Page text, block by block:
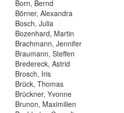
Born, Bernd
Börner, Alexandra
Bosch, Julia
Bozenhard, Martin
Brachmann, Jennifer
Braumann, Steffen
Bredereck, Astrid
Brosch, Iris
Brück, Thomas
Brückner, Yvonne
Brunon, Maximilien